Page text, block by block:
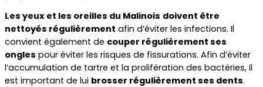
Les yeux et les oreilles du Malinois doivent être
nettoyés régulièrement afin d’éviter les infections. Il
convient également de couper régulièrement ses
ongles pour éviter les risques de fissurations. Afin d’éviter
l’accumulation de tartre et la prolifération des bactéries, il
est important de lui brosser régulièrement ses dents.